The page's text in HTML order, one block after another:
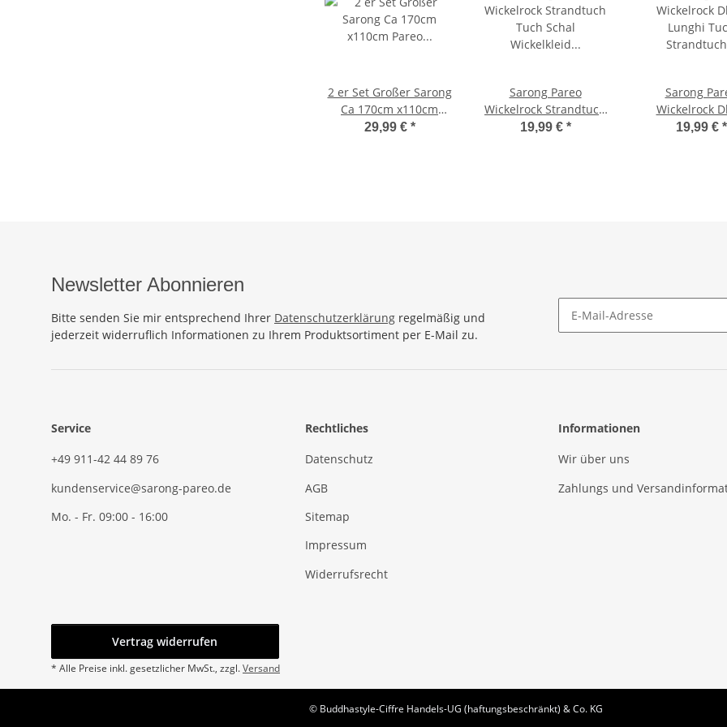
2 er Set Großer Sarong
Ca 170cm x110cm
Pareo Wickelrock
29,99 € *
Sarong Pareo
Wickelrock Strandtuch
Tuch Schal Wickelkleid
19,99 € *
Sarong
Wickelrock
Lunghi Tuch
19,99 € *
Newsletter Abonnieren
Bitte senden Sie mir entsprechend Ihrer Datenschutzerklärung regelmäßig und
jederzeit widerruflich Informationen zu Ihrem Produktsortiment per E-Mail zu.
Service
+49 911-42 44 89 76
kundenservice@sarong-pareo.de
Mo. - Fr. 09:00 - 16:00
Rechtliches
Datenschutz
AGB
Sitemap
Impressum
Widerrufsrecht
Informationen
Wir über uns
Zahlungs und
Vertrag widerrufen
* Alle Preise inkl. gesetzlicher MwSt., zzgl.Versand
© Buddhastyle-Ciffre Handels-UG (haftungsbeschränkt) & Co. KG